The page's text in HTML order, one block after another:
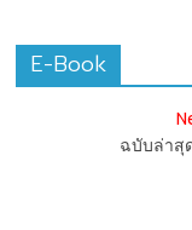
E-Book
ฉบับล่าสุ